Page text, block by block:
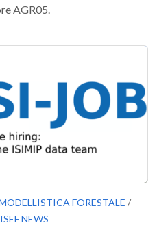
Adattamento
Innovazione
AGR05.
FORESTALE /
NEWS